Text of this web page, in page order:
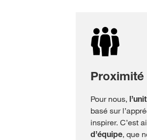
Proximité
Pour nous,
basé sur
inspirer. C’est
d’équipe, que